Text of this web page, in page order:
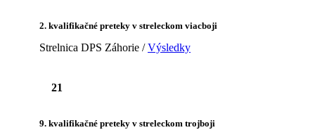
2. kvalifikačné preteky v streleckom viacboji
Strelnica DPS Záhorie /Výsledky
21
9. kvalifikačné preteky v streleckom trojboji